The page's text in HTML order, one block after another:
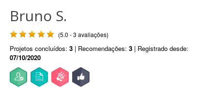
Bruno S.
(5.0 - 3 avaliações)
Projetos concluídos: 3 | Recomendações: 3 | Registrado desde:
07/10/2020